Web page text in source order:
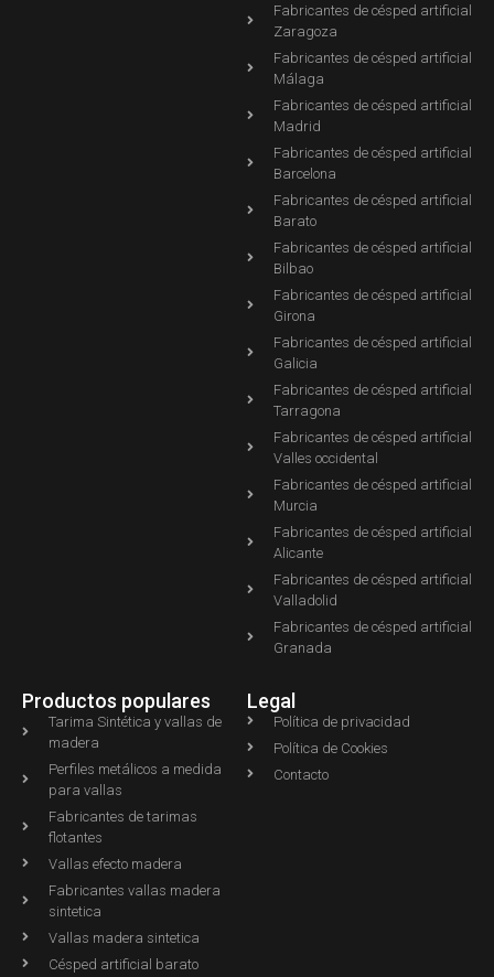
Fabricantes de césped artificial
Zaragoza
Fabricantes de césped artificial
Málaga
Fabricantes de césped artificial
Madrid
Fabricantes de césped artificial
Barcelona
Fabricantes de césped artificial
Barato
Fabricantes de césped artificial
Bilbao
Fabricantes de césped artificial
Girona
Fabricantes de césped artificial
Galicia
Fabricantes de césped artificial
Tarragona
Fabricantes de césped artificial
Valles occidental
Fabricantes de césped artificial
Murcia
Fabricantes de césped artificial
Alicante
Fabricantes de césped artificial
Valladolid
Fabricantes de césped artificial
Granada
Productos populares
Tarima Sintética y vallas de
madera
Perfiles metálicos a medida
para vallas
Fabricantes de tarimas
flotantes
Vallas efecto madera
Fabricantes vallas madera
sintetica
Vallas madera sintetica
Césped artificial barato
Legal
Política de privacidad
Política de Cookies
Contacto